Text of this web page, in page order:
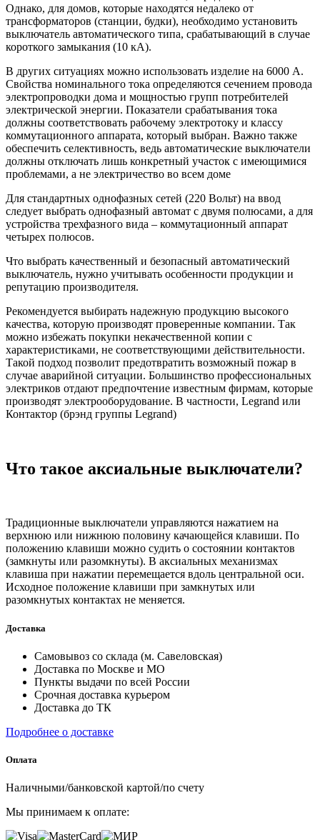
Однако, для домов, которые находятся недалеко от
трансформаторов (станции, будки), необходимо установить
выключатель автоматического типа, срабатывающий в случае
короткого замыкания (10 кА).
В других ситуациях можно использовать изделие на 6000 А.
Свойства номинального тока определяются сечением провода
электропроводки дома и мощностью групп потребителей
электрической энергии. Показатели срабатывания тока
должны соответствовать рабочему электротоку и классу
коммутационного аппарата, который выбран. Важно также
обеспечить селективность, ведь автоматические выключатели
должны отключать лишь конкретный участок с имеющимися
проблемами, а не электричество во всем доме
Для стандартных однофазных сетей (220 Вольт) на ввод
следует выбрать однофазный автомат с двумя полюсами, а для
устройства трехфазного вида – коммутационный аппарат
четырех полюсов.
Что выбрать качественный и безопасный автоматический
выключатель, нужно учитывать особенности продукции и
репутацию производителя.
Рекомендуется выбирать надежную продукцию высокого
качества, которую производят проверенные компании. Так
можно избежать покупки некачественной копии с
характеристиками, не соответствующими действительности.
Такой подход позволит предотвратить возможный пожар в
случае аварийной ситуации. Большинство профессиональных
электриков отдают предпочтение известным фирмам, которые
производят электрооборудование. В частности, Legrand или
Контактор (брэнд группы Legrand)
Что такое аксиальные выключатели?
Традиционные выключатели управляются нажатием на
верхнюю или нижнюю половину качающейся клавиши. По
положению клавиши можно судить о состоянии контактов
(замкнуты или разомкнуты). В аксиальных механизмах
клавиша при нажатии перемещается вдоль центральной оси.
Исходное положение клавиши при замкнутых или
разомкнутых контактах не меняется.
Доставка
Самовывоз со склада (м. Савеловская)
Доставка по Москве и МО
Пункты выдачи по всей России
Срочная доставка курьером
Доставка до ТК
Подробнее о доставке
Оплата
Наличными/банковской картой/по счету
Мы принимаем к оплате: